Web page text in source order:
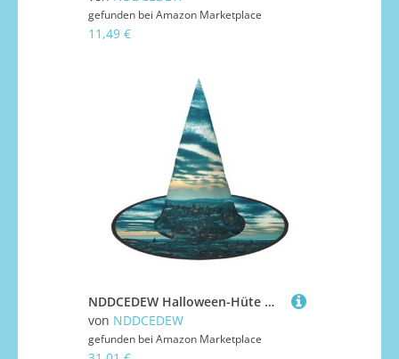
gefunden bei Amazon Marketplace
11,49 €
NDDCEDEW Halloween-Hüte mit Aufdruck "The Dusk View Of City", Hexen-Zauberer-Hüte für Feste, Cosplay
von NDDCEDEW
gefunden bei Amazon Marketplace